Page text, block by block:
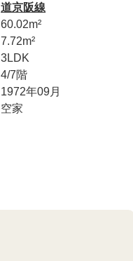
道京阪線
60.02m²
7.72m²
3LDK
4/7階
1972年09月
空家